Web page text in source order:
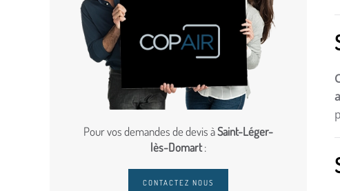
Pour vos demandes de devis àSaint-Léger-
lès-Domart:
CONTACTEZ NOUS